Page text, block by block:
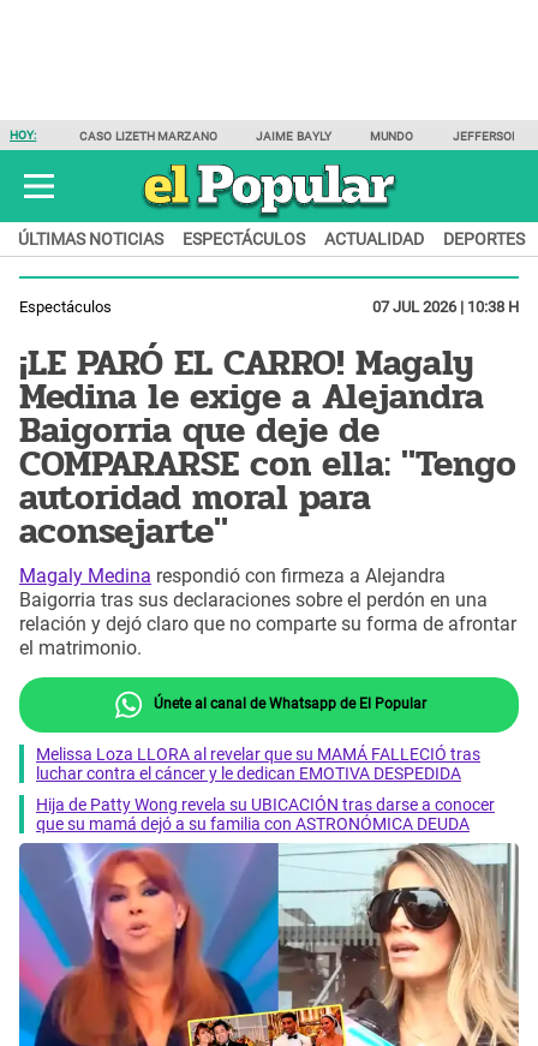
HOY: CASO LIZETH MARZANO JAIME BAYLY MUNDO JEFFERSON
ÚLTIMAS NOTICIAS ESPECTÁCULOS ACTUALIDAD DEPORTES
Espectáculos 07 JUL 2026 | 10:38 H
¡LE PARÓ EL CARRO! Magaly
Medina le exige a Alejandra
Baigorria que deje de
COMPARARSE con ella: "Tengo
autoridad moral para
aconsejarte"
Magaly Medina respondió con firmeza a Alejandra
Baigorria tras sus declaraciones sobre el perdón en una
relación y dejó claro que no comparte su forma de afrontar
el matrimonio.
Únete al canal de Whatsapp de El Popular
Melissa Loza LLORA al revelar que su MAMÁ FALLECIÓ tras
luchar contra el cáncer y le dedican EMOTIVA DESPEDIDA
Hija de Patty Wong revela su UBICACIÓN tras darse a conocer
que su mamá dejó a su familia con ASTRONÓMICA DEUDA